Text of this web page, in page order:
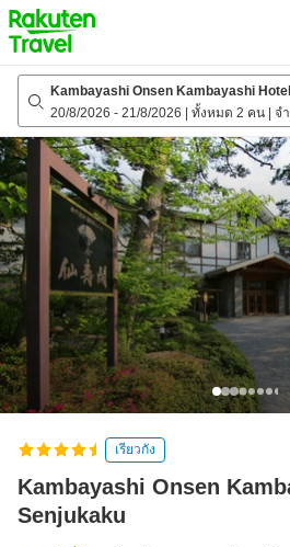
to
top
page
Kambayashi Onsen Kambayashi
20/8/2026 - 21/8/2026 ทั้งหมด 2 คน จ
เรียวกัง
Kambayashi Onsen
Senjukaku